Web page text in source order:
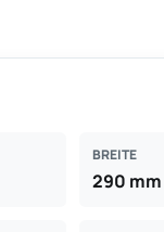
BREITE
290 mm